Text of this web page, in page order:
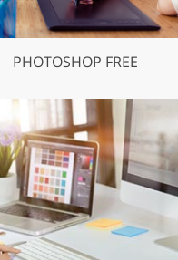
PHOTOSHOP FREE